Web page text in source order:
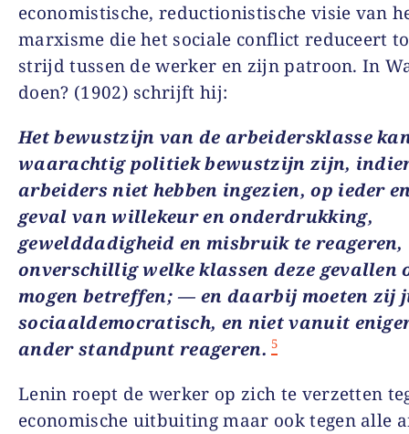
economistische, reductionistische visie van
marxisme die het sociale conflict reduceert
strijd tussen de werker en zijn patroon. In
doen? (1902) schrijft hij:
Het bewustzijn van de arbeidersklasse
waarachtig politiek bewustzijn zijn,
arbeiders niet hebben ingezien, op ieder
geval van willekeur en onderdrukking,
gewelddadigheid en misbruik te reageren,
onverschillig welke klassen deze gevallen
mogen betreffen; — en daarbij moeten zij
sociaaldemocratisch, en niet vanuit
ander standpunt reageren. 5
Lenin roept de werker op zich te verzetten
economische uitbuiting maar ook tegen alle